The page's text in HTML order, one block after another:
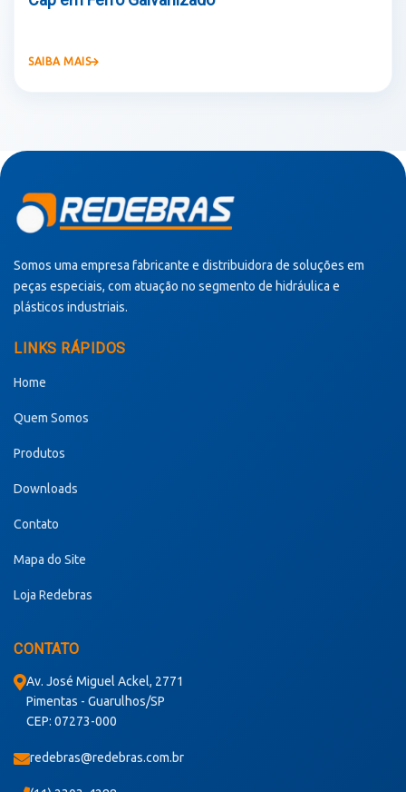
SAIBA MAIS
Somos uma empresa fabricante e distribuidora de soluções em
peças especiais, com atuação no segmento de hidráulica e
plásticos industriais.
LINKS RÁPIDOS
Home
Quem Somos
Produtos
Downloads
Contato
Mapa do Site
Loja Redebras
CONTATO
Av. José Miguel Ackel, 2771
Pimentas - Guarulhos/SP
CEP: 07273-000
redebras@redebras.com.br